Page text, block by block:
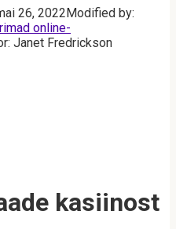
26, 2022Modified by:
online-
Janet Fredrickson
kasiinost